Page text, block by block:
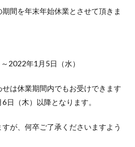
間を年末年始休業とさせて頂きま
2022年1月5日（水）
は休業期間内でもお受けできます
日（木）以降となります。
が、何卒ご了承くださいますよう